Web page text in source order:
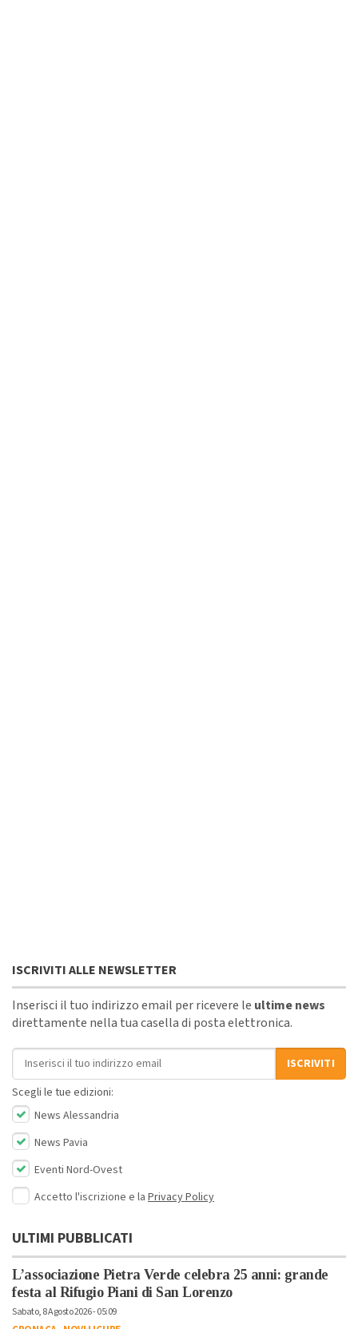
ISCRIVITI ALLE NEWSLETTER
Inserisci il tuo indirizzo email per ricevere le ultime news
direttamente nella tua casella di posta elettronica.
Indirizzo email
ISCRIVITI
Scegli le tue edizioni:
News Alessandria
News Pavia
Eventi Nord-Ovest
Accetto l'iscrizione e la Privacy Policy
ULTIMI PUBBLICATI
L’associazione Pietra Verde celebra 25 anni: grande
festa al Rifugio Piani di San Lorenzo
Sabato, 8 Agosto 2026 - 05:09